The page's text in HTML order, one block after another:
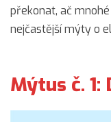
překonat, ač
nejčastější mýty o
Mýtus č. 1: